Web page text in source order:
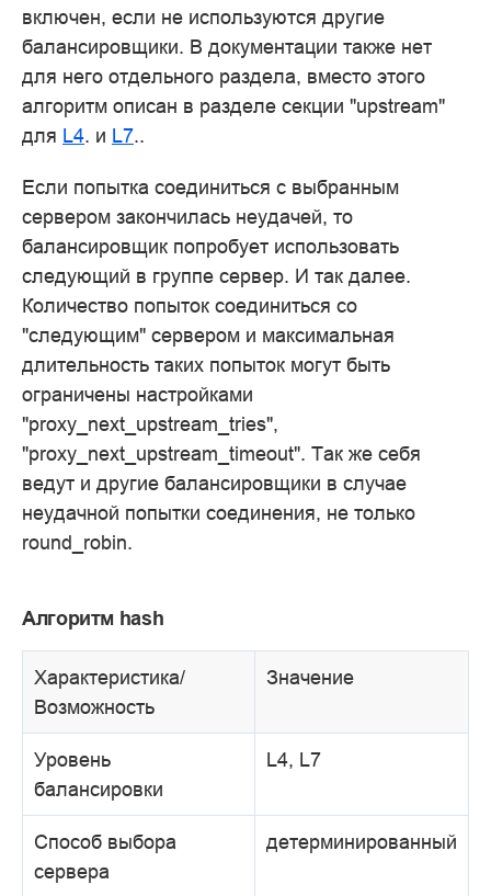
включен, если не используются другие
балансировщики. В документации также нет
для него отдельного раздела, вместо этого
алгоритм описан в разделе секции "upstream"
для L4. и L7..
Если попытка соединиться с выбранным
сервером закончилась неудачей, то
балансировщик попробует использовать
следующий в группе сервер. И так далее.
Количество попыток соединиться со
"следующим" сервером и максимальная
длительность таких попыток могут быть
ограничены настройками
"proxy_next_upstream_tries",
"proxy_next_upstream_timeout". Так же себя
ведут и другие балансировщики в случае
неудачной попытки соединения, не только
round_robin.
Алгоритм hash
Характеристика/
Возможность
Значение
Уровень
балансировки
L4, L7
Способ выбора
сервера
детерминированный